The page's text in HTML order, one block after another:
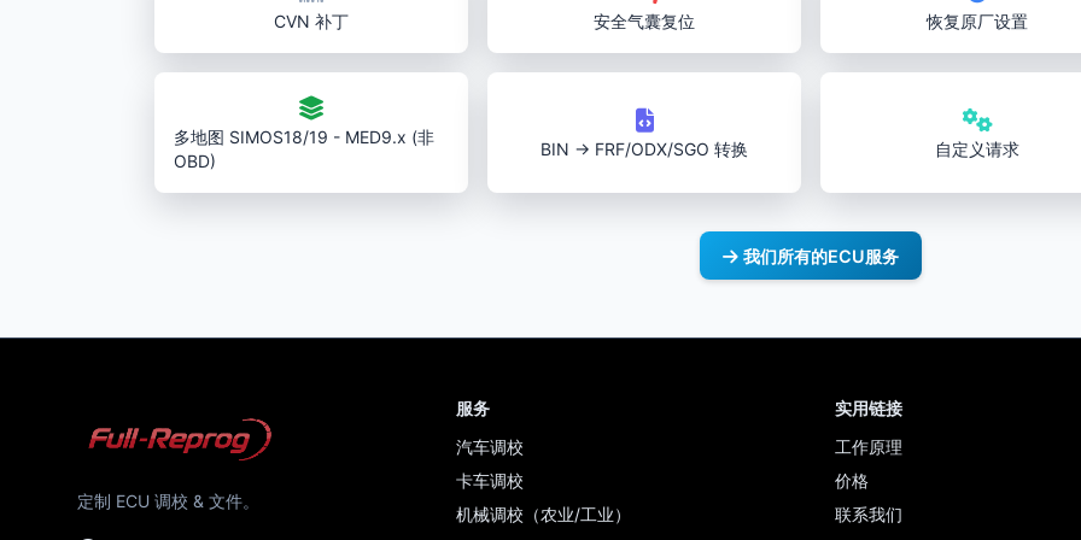
CVN 补丁 安全气囊复位 恢复原厂设置
多地图 SIMOS18/19 - MED9.x (非
OBD)
BIN → FRF/ODX/SGO 转换 自定义请求
我们所有的ECU服务
定制 ECU 调校 & 文件。
服务
汽车调校
卡车调校
机械调校（农业/工业）
实用链接
工作原理
价格
联系我们